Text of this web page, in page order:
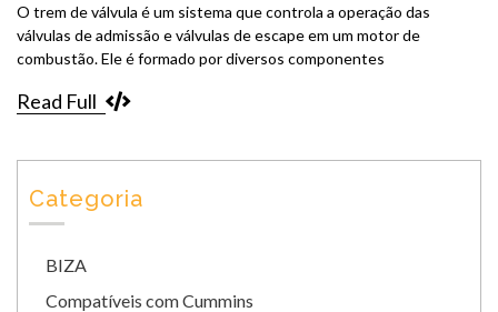
O trem de válvula é um sistema que controla a operação das
válvulas de admissão e válvulas de escape em um motor de
combustão. Ele é formado por diversos componentes
Read Full
Categoria
BIZA
Compatíveis com Cummins